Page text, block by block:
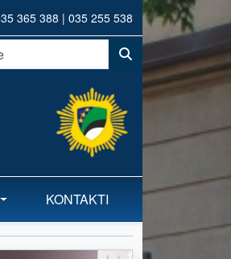
365 388 | 035 255 538
KONTAKTI